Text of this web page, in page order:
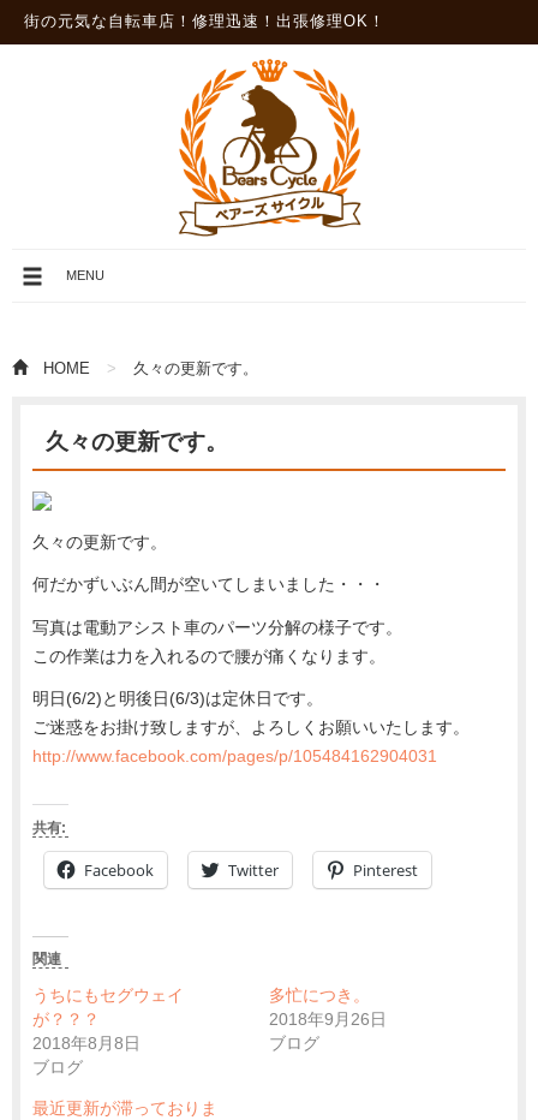
街の元気な自転車店！修理迅速！出張修理OK！
メ
を
MENU
HOME 久々の更新です。
久々の更新です。
久々の更新です。
何だかずいぶん間が空いてしまいました・・・
写真は電動アシスト車のパーツ分解の様子です。
この作業は力を入れるので腰が痛くなります。
明日(6/2)と明後日(6/3)は定休日です。
ご迷惑をお掛け致しますが、よろしくお願いいたします。
http://www.facebook.com/pages/p/105484162904031
共有:
Facebook Twitter Pinterest
関連
うちにもセグウェイ
が？？？
2018年8月8日
ブログ
多忙につき。
2018年9月26日
ブログ
最近更新が滞っておりま